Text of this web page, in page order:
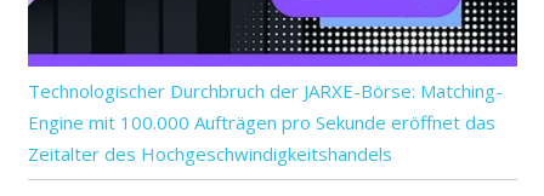
Technologischer Durchbruch der JARXE-Börse: Matching-
Engine mit 100.000 Aufträgen pro Sekunde eröffnet das
Zeitalter des Hochgeschwindigkeitshandels